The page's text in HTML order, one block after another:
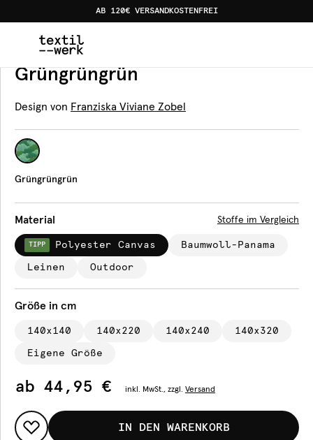
AB 120€ VERSANDKOSTENFREI
Produkte Tischdecken Grüngrüngrün
Tischdecke
Grüngrüngrün
Design von Franziska Viviane Zobel
Grüngrüngrün
Material Stoffe im Vergleich
TIPP Polyester Canvas Baumwoll-Panama
Leinen Outdoor
Größe in cm
140x140 140x220 140x240 140x320
Eigene Größe
ab 44,95 € inkl. MwSt., zzgl. Versand
IN DEN WARENKORB